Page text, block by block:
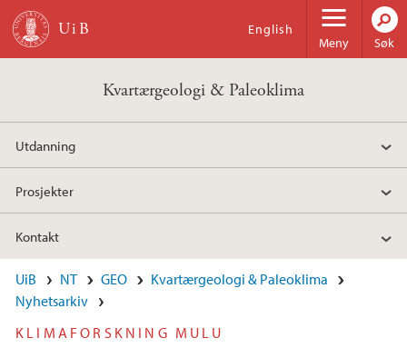
Hopp til hovedinnhold
Meny
English
Søk
Kvartærgeologi & Paleoklima
Utdanning
Prosjekter
Kontakt
UiB NT GEO
Kvartærgeologi & Paleoklima
Nyhetsarkiv
KLIMAFORSKNING MULU